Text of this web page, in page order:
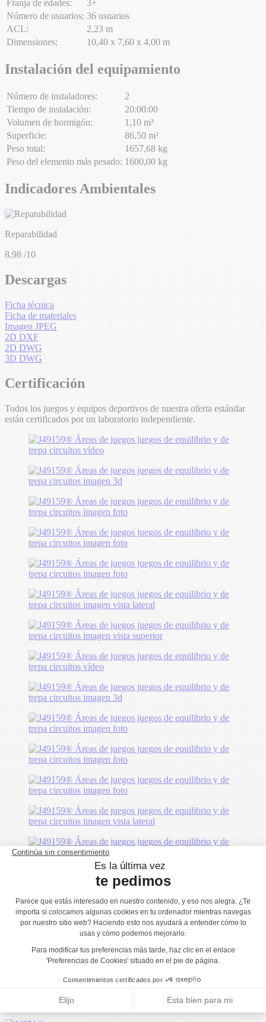
Franja de edades:
3+
Número de usuarios: 36 usuarios
ACL:
2,23 m
Dimensiones:
10,40 x 7,60 x 4,00 m
Instalación del equipamiento
Número de instaladores:
2
Tiempo de instalación:
20:00:00
Volumen de hormigón:
1,10 m³
Superficie:
86,50 m²
Peso total:
1657,68 kg
Peso del elemento más pesado: 1600,00 kg
Indicadores Ambientales
Reparabilidad
8,98 /10
Descargas
Ficha técnica
Ficha de materiales
Imagen JPEG
2D DXF
2D DWG
3D DWG
Certificación
Todos los juegos y equipos deportivos de nuestra oferta estándar
están certificados por un laboratorio independiente.
También le podría gustar...
J5927®